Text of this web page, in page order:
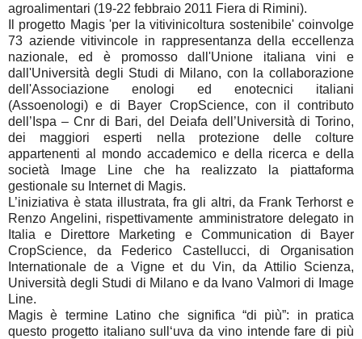
agroalimentari (19-22 febbraio 2011 Fiera di Rimini).
Il progetto Magis 'per la vitivinicoltura sostenibile' coinvolge
73 aziende vitivincole in rappresentanza della eccellenza
nazionale, ed è promosso dall'Unione italiana vini e
dall'Università degli Studi di Milano, con la collaborazione
dell'Associazione enologi ed enotecnici italiani
(Assoenologi) e di Bayer CropScience, con il contributo
dell’Ispa – Cnr di Bari, del Deiafa dell’Università di Torino,
dei maggiori esperti nella protezione delle colture
appartenenti al mondo accademico e della ricerca e della
società Image Line che ha realizzato la piattaforma
gestionale su Internet di Magis.
L’iniziativa è stata illustrata, fra gli altri, da Frank Terhorst e
Renzo Angelini, rispettivamente amministratore delegato in
Italia e Direttore Marketing e Communication di Bayer
CropScience, da Federico Castellucci, di Organisation
Internationale de a Vigne et du Vin, da Attilio Scienza,
Università degli Studi di Milano e da Ivano Valmori di Image
Line.
Magis è termine Latino che significa “di più”: in pratica
questo progetto italiano sull‘uva da vino intende fare di più